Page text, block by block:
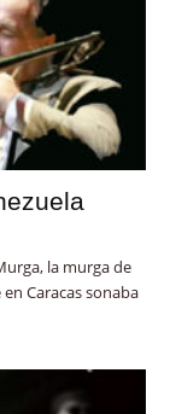
la murga de
Caracas sonaba